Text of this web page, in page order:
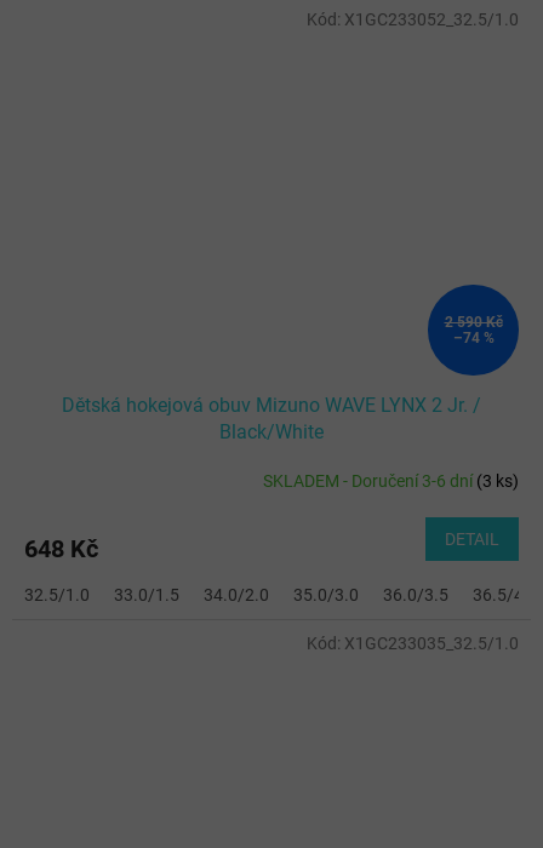
2 590 Kč
–74 %
Dětská hokejová obuv Mizuno WAVE LYNX 2 Jr. /
Black/White
SKLADEM - Doručení 3-6 dní(3 ks)
648 Kč DETAIL
32.5/1.0 33.0/1.5 34.0/2.0 35.0/3.0 36.0/3.5 36.5/4.0
Kód: X1GC233052_32.5/1.0
Kód: X1GC233035_32.5/1.0